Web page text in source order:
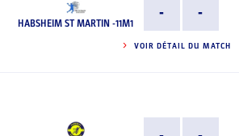
HABSHEIM ST MARTIN -11M1
- -
VOIR DÉTAIL DU MATCH